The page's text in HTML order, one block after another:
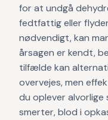
for at undgå
fedtfattig eller
nødvendigt, kan
årsagen er kendt,
tilfælde kan
overvejes, men
du oplever
smerter, blod i